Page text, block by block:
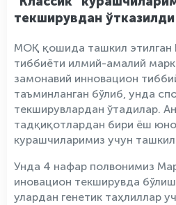
текширувдан ўтказилди
МОҚ қошида ташкил этилган
тиббиёти илмий-амалий
замонавий инновацион
таъминланган бўлиб, унда
текширувлардан ўтадилар.
тадқиқотлардан бири ёш
курашчиларимиз учун
Унда 4 нафар полвонимиз
иновацион текширувда
улардан генетик таҳлиллар